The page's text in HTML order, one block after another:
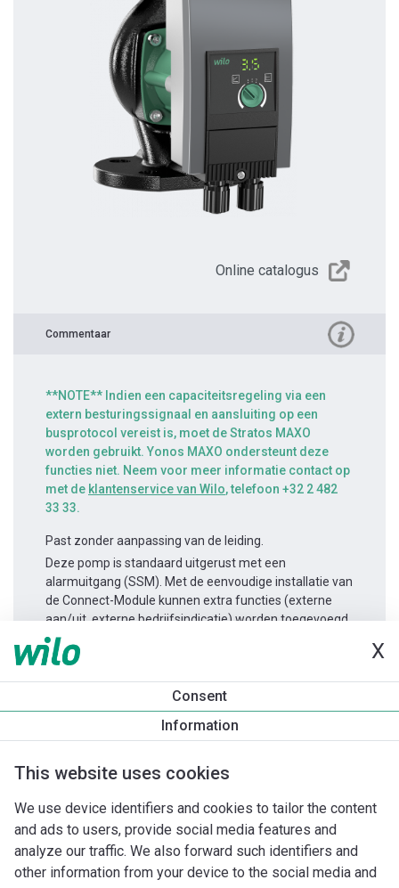
X
Consent
Information
This website uses cookies
We use device identifiers and cookies to tailor the content
and ads to users, provide social media features and
analyze our traffic. We also forward such identifiers and
other information from your device to the social media and
Online catalogus
Commentaar
**NOTE** Indien een capaciteitsregeling via een
extern besturingssignaal en aansluiting op een
busprotocol vereist is, moet de Stratos MAXO
worden gebruikt. Yonos MAXO ondersteunt deze
functies niet. Neem voor meer informatie contact op
met de klantenservice van Wilo, telefoon +32 2 482
33 33.
Past zonder aanpassing van de leiding.
Deze pomp is standaard uitgerust met een
alarmuitgang (SSM). Met de eenvoudige installatie van
de Connect-Module kunnen extra functies (externe
aan/uit, externe bedrijfsindicatie) worden toegevoegd.
Productinformatie